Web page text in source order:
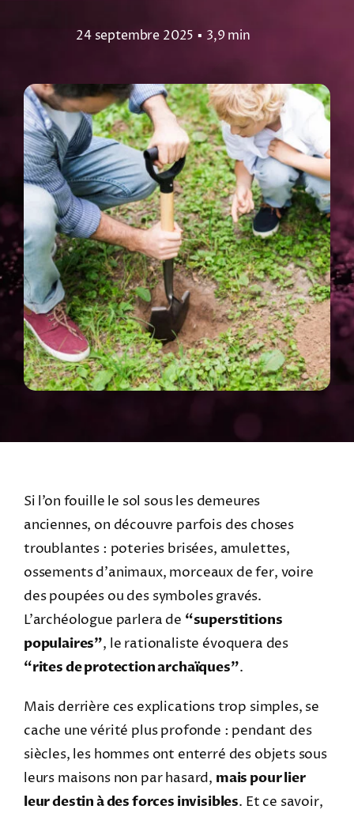
24 septembre 2025 ▪ 3,9 min
Si l’on fouille le sol sous les demeures
anciennes, on découvre parfois des choses
troublantes : poteries brisées, amulettes,
ossements d’animaux, morceaux de fer, voire
des poupées ou des symboles gravés.
L’archéologue parlera de “superstitions
populaires”, le rationaliste évoquera des
“rites de protection archaïques”.
Mais derrière ces explications trop simples, se
cache une vérité plus profonde : pendant des
siècles, les hommes ont enterré des objets sous
leurs maisons non par hasard, mais pour lier
leur destin à des forces invisibles. Et ce savoir,